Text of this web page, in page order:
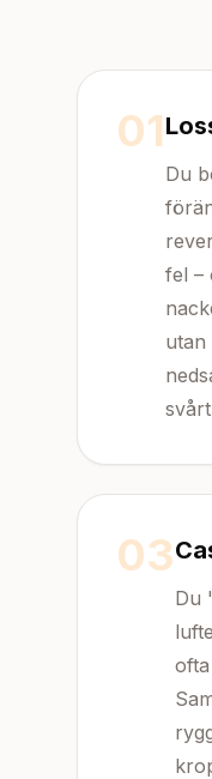
01
Du
fel –
utan
03
Du